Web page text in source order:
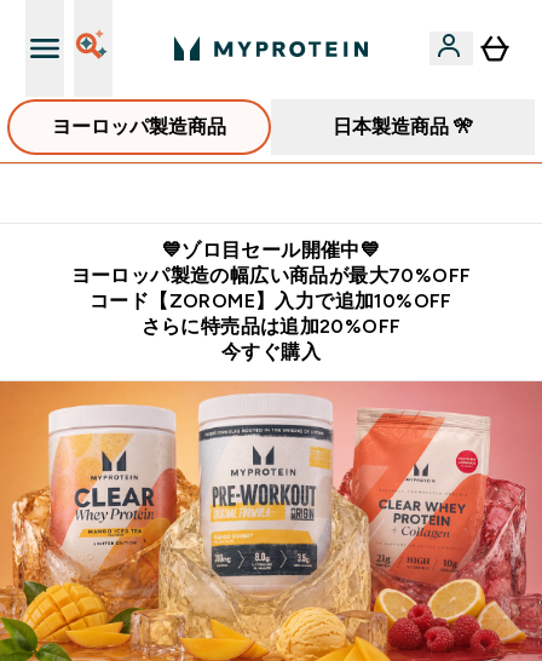
ヨーロッパ製造商品 日本製造商品 🎌
💙ゾロ目セール開催中💙
ヨーロッパ製造の幅広い商品が最大70%OFF
コード【ZOROME】入力で追加10%OFF
さらに特売品は追加20%OFF
今すぐ購入
コスパ最強の海外プロテイン・栄養食品ブランド